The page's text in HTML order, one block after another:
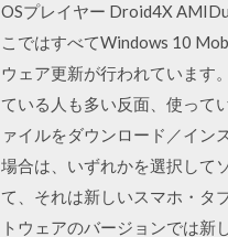
OSプレイヤー Droid4X
こではすべてWindows 10
ウェア更新が行われています
ている人も多い反面、使って
ァイルをダウンロード／イン
場合は、いずれかを選択して
て、それは新しいスマホ・タ
トウェアのバージョンでは新